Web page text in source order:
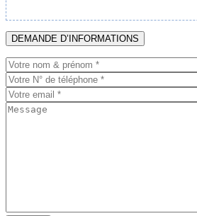
DEMANDE D’INFORMATIONS